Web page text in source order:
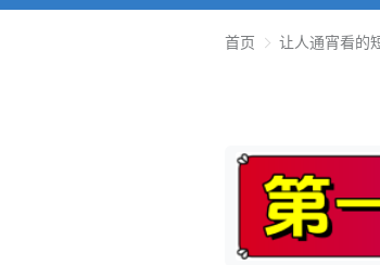
首页 让人通宵看的